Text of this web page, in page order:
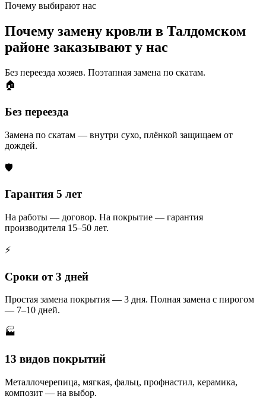
Почему выбирают нас
Почему замену кровли в Талдомском
районе заказывают у нас
Без переезда хозяев. Поэтапная замена по скатам.
🏠
Без переезда
Замена по скатам — внутри сухо, плёнкой защищаем от
дождей.
🛡️
Гарантия 5 лет
На работы — договор. На покрытие — гарантия
производителя 15–50 лет.
⚡
Сроки от 3 дней
Простая замена покрытия — 3 дня. Полная замена с пирогом
— 7–10 дней.
🏭
13 видов покрытий
Металлочерепица, мягкая, фальц, профнастил, керамика,
композит — на выбор.